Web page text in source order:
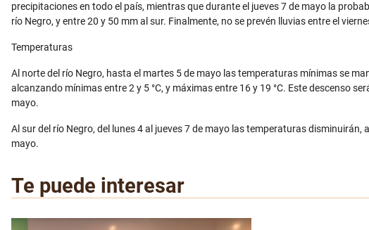
precipitaciones en todo el país, mientras que durante el jueves 7 de mayo la
río Negro, y entre 20 y 50 mm al sur. Finalmente, no se prevén lluvias entre el
Temperaturas
Al norte del río Negro, hasta el martes 5 de mayo las temperaturas mínimas se
alcanzando mínimas entre 2 y 5 °C, y máximas entre 16 y 19 °C. Este descenso
mayo.
Al sur del río Negro, del lunes 4 al jueves 7 de mayo las temperaturas
mayo.
Te puede interesar